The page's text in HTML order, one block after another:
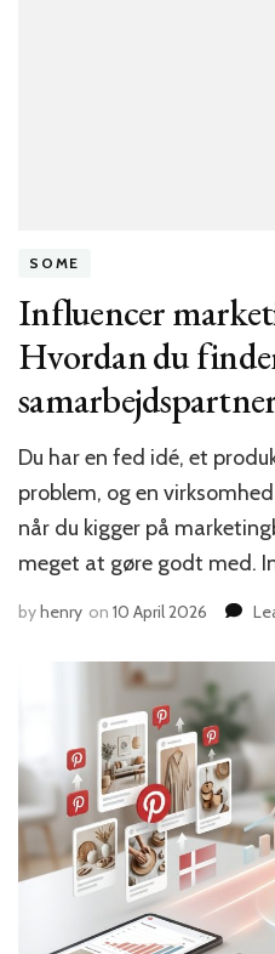
SOME
Influencer
Hvordan du
Du har en fed idé, et
problem, og en
når du kigger på
meget at gøre godt med.
byhenry on 10 April 2026